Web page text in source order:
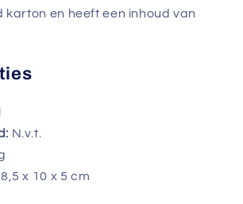
en heeft een inhoud van
N.v.t.
x 10 x 5 cm